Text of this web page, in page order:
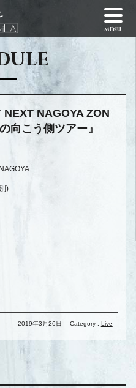
menu
NAGOYA ZON
向こう側ツアー』
)
2019年3月26日 Category : Live